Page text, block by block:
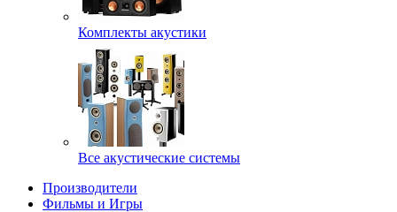
Комплекты акустики
Все акустические системы
Производители
Фильмы и Игры